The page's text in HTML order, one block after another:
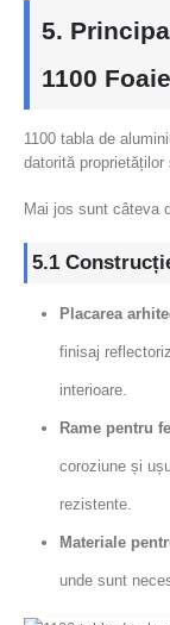
5.
1100
1100 tabla de
datorită proprietăților
Mai jos sunt câteva
5.1
Placarea
finisaj
interioare.
Rame pentru
coroziune și
rezistente.
Materiale
unde sunt